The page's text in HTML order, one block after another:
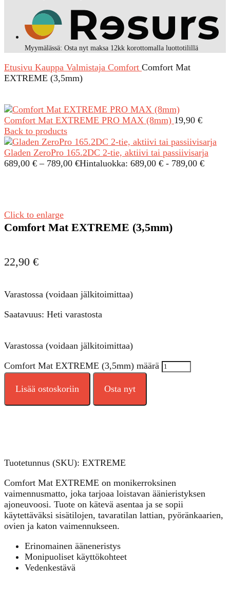
Myymälässä: Osta nyt maksa 12kk korottomalla luottotilillä
Etusivu Kauppa Valmistaja Comfort Comfort Mat
EXTREME (3,5mm)
Comfort Mat EXTREME PRO MAX (8mm) 19,90 €
Back to products
Gladen ZeroPro 165.2DC 2-tie, aktiivi tai passiivisarja
689,00 € – 789,00 €Hintaluokka: 689,00 € - 789,00 €
Click to enlarge
Comfort Mat EXTREME (3,5mm)
22,90 €
Varastossa (voidaan jälkitoimittaa)
Saatavuus: Heti varastosta
Varastossa (voidaan jälkitoimittaa)
Comfort Mat EXTREME (3,5mm) määrä
Lisää ostoskoriin Osta nyt
Tuotetunnus (SKU): EXTREME
Comfort Mat EXTREME on monikerroksinen
vaimennusmatto, joka tarjoaa loistavan äänieristyksen
ajoneuvoosi. Tuote on kätevä asentaa ja se sopii
käytettäväksi sisätilojen, tavaratilan lattian, pyöränkaarien,
ovien ja katon vaimennukseen.
Erinomainen ääneneristys
Monipuoliset käyttökohteet
Vedenkestävä